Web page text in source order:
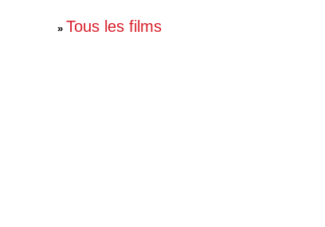
» Tous les films